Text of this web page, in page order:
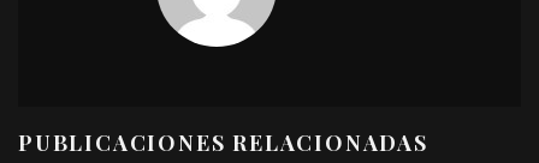
PUBLICACIONES RELACIONADAS